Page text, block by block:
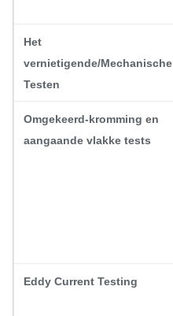
Het
vernietigende/Mechanische
Testen
Omgekeerd-kromming en
aangaande vlakke tests
Eddy Current Testing